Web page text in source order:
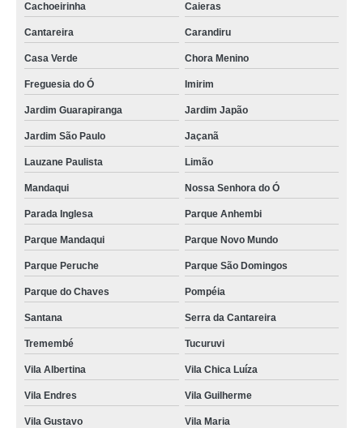
cartão de pvc branco para crachá preço Ponte Rasa
cartões de pvc para crachás Lapa
Cachoeirinha Caieras
Cantareira Carandiru
Casa Verde Chora Menino
Freguesia do Ó Imirim
Jardim Guarapiranga Jardim Japão
Jardim São Paulo Jaçanã
Lauzane Paulista Limão
Mandaqui Nossa Senhora do Ó
Parada Inglesa Parque Anhembi
Parque Mandaqui Parque Novo Mundo
Parque Peruche Parque São Domingos
Parque do Chaves Pompéia
Santana Serra da Cantareira
Tremembé Tucuruvi
Vila Albertina Vila Chica Luíza
Vila Endres Vila Guilherme
Vila Gustavo Vila Maria